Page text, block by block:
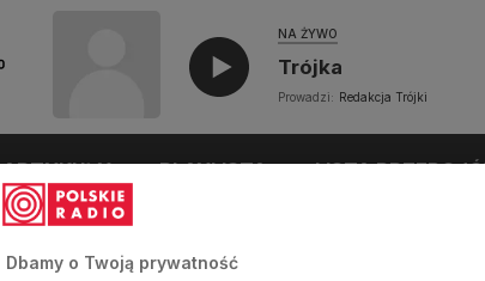
NA ŻYWO
Trójka
Prowadzi: Redakcja Trójki
ARTYKUŁY PLAYLISTA LISTA
Dbamy o Twoją prywatność